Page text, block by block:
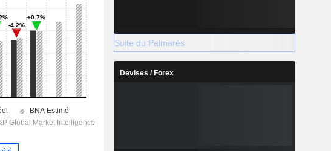
Suite du Palmarès
Devises / Forex